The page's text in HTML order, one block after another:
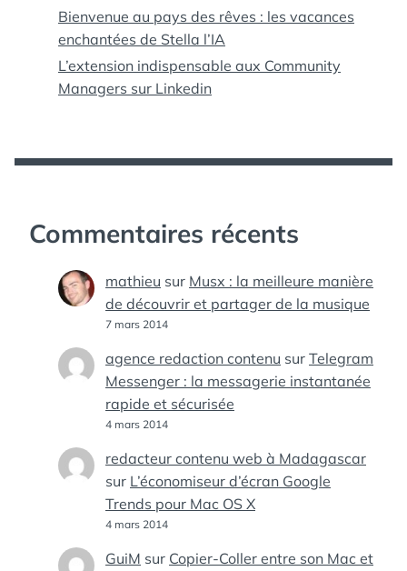
Bienvenue au pays des rêves : les vacances
enchantées de Stella l’IA
L’extension indispensable aux Community
Managers sur Linkedin
Commentaires récents
mathieu sur Musx : la meilleure manière
de découvrir et partager de la musique
7 mars 2014
agence redaction contenu sur Telegram
Messenger : la messagerie instantanée
rapide et sécurisée
4 mars 2014
redacteur contenu web à Madagascar
sur L’économiseur d’écran Google
Trends pour Mac OS X
4 mars 2014
GuiM sur Copier-Coller entre son Mac et